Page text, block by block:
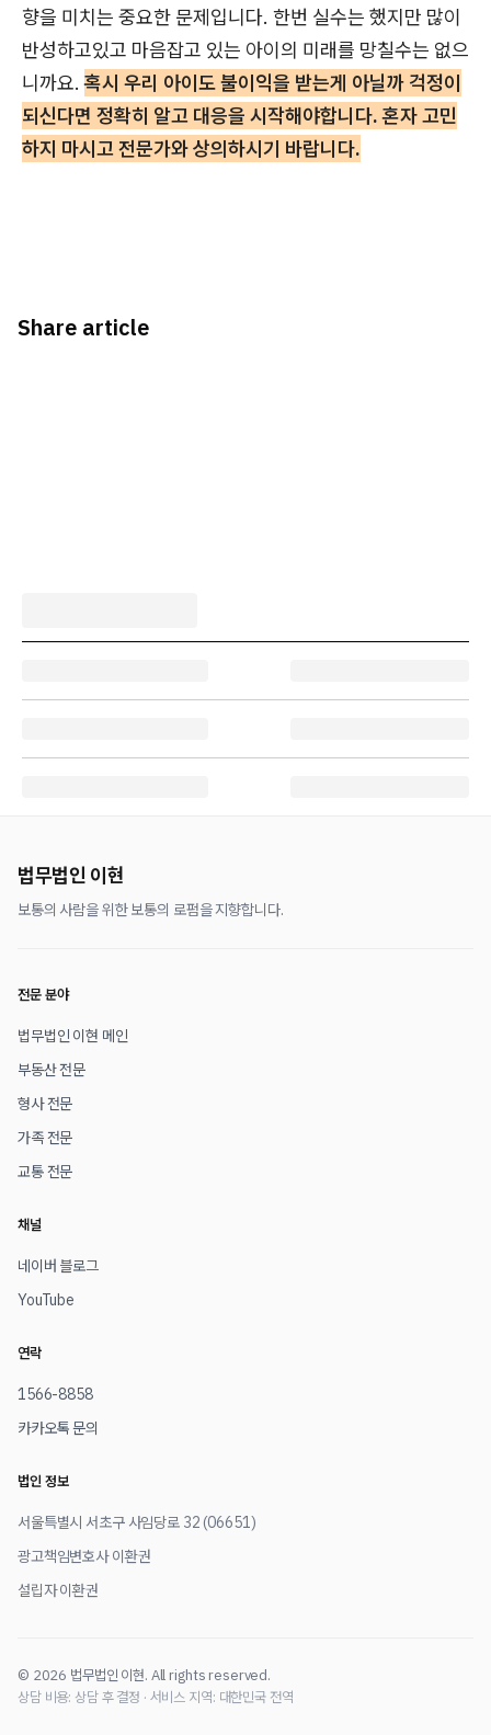
향을 미치는 중요한 문제입니다. 한번 실수는 했지만 많이
반성하고있고 마음잡고 있는 아이의 미래를 망칠수는 없으
니까요.혹시 우리 아이도 불이익을 받는게 아닐까 걱정이
되신다면 정확히 알고 대응을 시작해야합니다. 혼자 고민
하지 마시고 전문가와 상의하시기 바랍니다.
Share article
법무법인 이현
보통의 사람을 위한 보통의 로펌을 지향합니다.
전문 분야
법무법인 이현 메인
부동산 전문
형사 전문
가족 전문
교통 전문
채널
네이버 블로그
YouTube
연락
1566-8858
카카오톡 문의
법인 정보
서울특별시 서초구 사임당로 32 (06651)
광고책임변호사 이환권
설립자 이환권
© 2026 법무법인 이현. All rights reserved.
상담 비용: 상담 후 결정 · 서비스 지역: 대한민국 전역